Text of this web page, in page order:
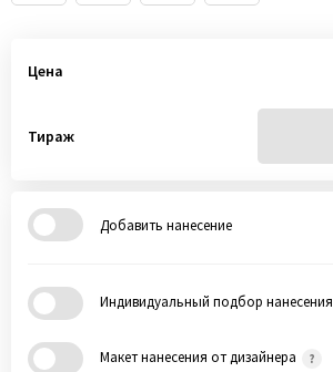
Цена
Тираж
Добавить нанесение
Индивидуальный подбор нанесения
Макет нанесения от дизайнера